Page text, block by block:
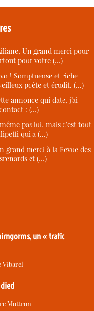
Un grand merci pour
pour votre (…)
! Somptueuse et riche
poète et érudit. (…)
annonce qui date, j’ai
contact : (…)
pas lui, mais c’est tout
qui a (…)
grand merci à la Revue des
et (…)
un « trafic
Vibarel
Mottron